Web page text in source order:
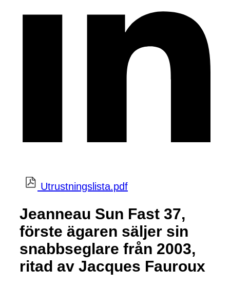
Utrustningslista.pdf
Jeanneau Sun Fast 37,
förste ägaren säljer sin
snabbseglare från 2003,
ritad av Jacques Fauroux